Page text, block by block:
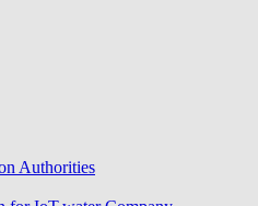
Authorities